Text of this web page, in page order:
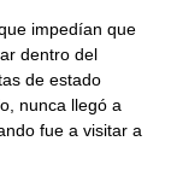
impedían que
dentro del
de estado
nunca llegó a
fue a visitar a